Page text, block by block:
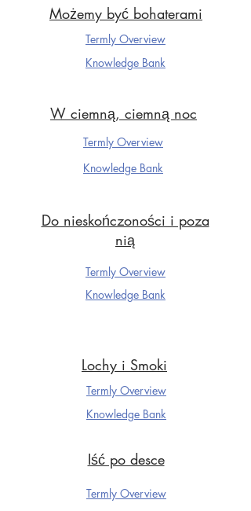
Możemy być bohaterami
Termly Overview
Knowledge Bank
W ciemną, ciemną noc
Termly Overview
Knowledge Bank
Do nieskończoności i poza
nią
Termly Overview
Knowledge Bank
Lochy i Smoki
Termly Overview
Knowledge Bank
Iść po desce
Termly Overview